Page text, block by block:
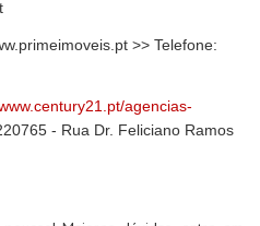
>> Telefone:
agencias-
- Rua Dr. Feliciano Ramos